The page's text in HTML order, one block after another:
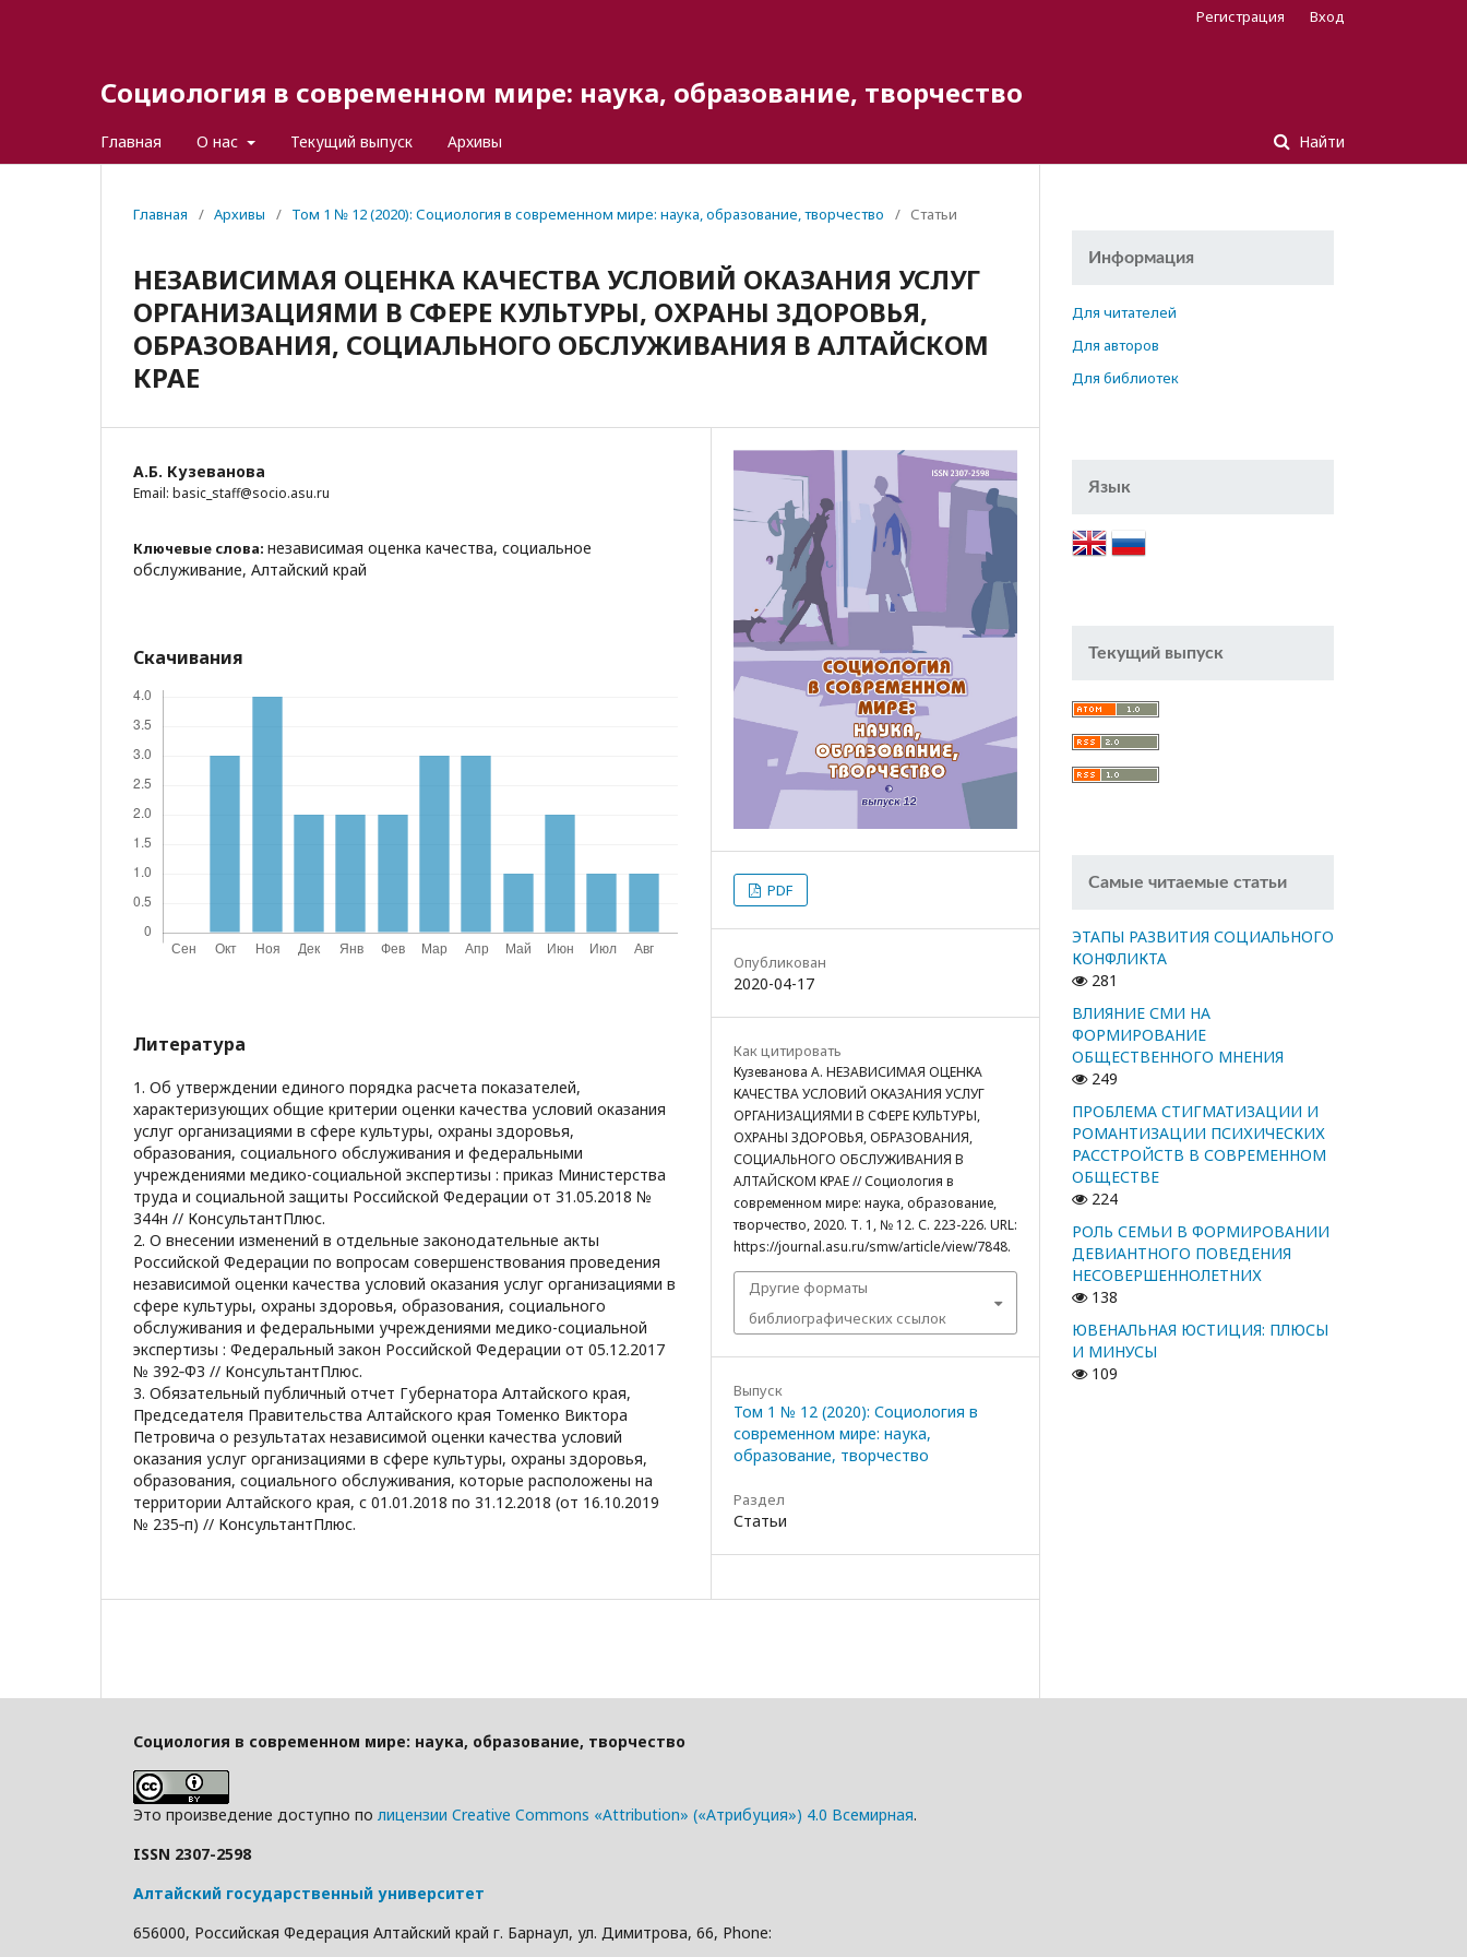
Социология в современном мире: наука, образование, творчество
Главная О нас Текущий выпуск Архивы Найти
Регистрация Вход
Главная / Архивы / Том 1 № 12 (2020): Социология в современном мире: наука, образование, творчество / Статьи
НЕЗАВИСИМАЯ ОЦЕНКА КАЧЕСТВА УСЛОВИЙ ОКАЗАНИЯ УСЛУГ
ОРГАНИЗАЦИЯМИ В СФЕРЕ КУЛЬТУРЫ, ОХРАНЫ ЗДОРОВЬЯ,
ОБРАЗОВАНИЯ, СОЦИАЛЬНОГО ОБСЛУЖИВАНИЯ В АЛТАЙСКОМ
КРАЕ
А.Б. Кузеванова
Email: basic_staff@socio.asu.ru
Ключевые слова: независимая оценка качества, социальное
обслуживание, Алтайский край
Скачивания
Литература
1. Об утверждении единого порядка расчета показателей,
характеризующих общие критерии оценки качества условий оказания
услуг организациями в сфере культуры, охраны здоровья,
образования, социального обслуживания и федеральными
учреждениями медико-социальной экспертизы : приказ Министерства
труда и социальной защиты Российской Федерации от 31.05.2018 №
344н // КонсультантПлюс.
2. О внесении изменений в отдельные законодательные акты
Российской Федерации по вопросам совершенствования проведения
независимой оценки качества условий оказания услуг организациями в
сфере культуры, охраны здоровья, образования, социального
обслуживания и федеральными учреждениями медико-социальной
экспертизы : Федеральный закон Российской Федерации от 05.12.2017
№ 392‑ФЗ // КонсультантПлюс.
3. Обязательный публичный отчет Губернатора Алтайского края,
Председателя Правительства Алтайского края Томенко Виктора
Петровича о результатах независимой оценки качества условий
оказания услуг организациями в сфере культуры, охраны здоровья,
образования, социального обслуживания, которые расположены на
территории Алтайского края, с 01.01.2018 по 31.12.2018 (от 16.10.2019
№ 235‑п) // КонсультантПлюс.
PDF
Опубликован
2020-04-17
Как цитировать
Кузеванова А. НЕЗАВИСИМАЯ ОЦЕНКА
КАЧЕСТВА УСЛОВИЙ ОКАЗАНИЯ УСЛУГ
ОРГАНИЗАЦИЯМИ В СФЕРЕ КУЛЬТУРЫ,
ОХРАНЫ ЗДОРОВЬЯ, ОБРАЗОВАНИЯ,
СОЦИАЛЬНОГО ОБСЛУЖИВАНИЯ В
АЛТАЙСКОМ КРАЕ // Социология в
современном мире: наука, образование,
творчество, 2020. Т. 1, № 12. С. 223-226. URL:
https://journal.asu.ru/smw/article/view/7848.
Другие форматы
библиографических ссылок
Выпуск
Том 1 № 12 (2020): Социология в
современном мире: наука,
образование, творчество
Раздел
Статьи
Информация
Для читателей
Для авторов
Для библиотек
Язык
Текущий выпуск
Самые читаемые статьи
ЭТАПЫ РАЗВИТИЯ СОЦИАЛЬНОГО
КОНФЛИКТА
281
ВЛИЯНИЕ СМИ НА
ФОРМИРОВАНИЕ
ОБЩЕСТВЕННОГО МНЕНИЯ
249
ПРОБЛЕМА СТИГМАТИЗАЦИИ И
РОМАНТИЗАЦИИ ПСИХИЧЕСКИХ
РАССТРОЙСТВ В СОВРЕМЕННОМ
ОБЩЕСТВЕ
224
РОЛЬ СЕМЬИ В ФОРМИРОВАНИИ
ДЕВИАНТНОГО ПОВЕДЕНИЯ
НЕСОВЕРШЕННОЛЕТНИХ
138
ЮВЕНАЛЬНАЯ ЮСТИЦИЯ: ПЛЮСЫ
И МИНУСЫ
109
Социология в современном мире: наука, образование, творчество
Это произведение доступно по лицензии Creative Commons «Attribution» («Атрибуция») 4.0 Всемирная.
ISSN 2307-2598
Алтайский государственный университет
656000, Российская Федерация Алтайский край г. Барнаул, ул. Димитрова, 66, Phone: